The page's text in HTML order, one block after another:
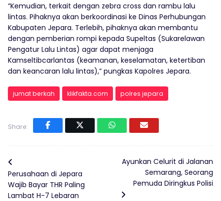
“Kemudian, terkait dengan zebra cross dan rambu lalu
lintas. Pihaknya akan berkoordinasi ke Dinas Perhubungan
Kabupaten Jepara. Terlebih, pihaknya akan membantu
dengan pemberian rompi kepada Supeltas (Sukarelawan
Pengatur Lalu Lintas) agar dapat menjaga
Kamseltibcarlantas (keamanan, keselamatan, ketertiban
dan keancaran lalu lintas),” pungkas Kapolres Jepara.
jumat berkah klikfakta.com polres jepara
Share:
Perusahaan di Jepara
Wajib Bayar THR Paling
Lambat H-7 Lebaran
Ayunkan Celurit di Jalanan
Semarang, Seorang
Pemuda Diringkus Polisi